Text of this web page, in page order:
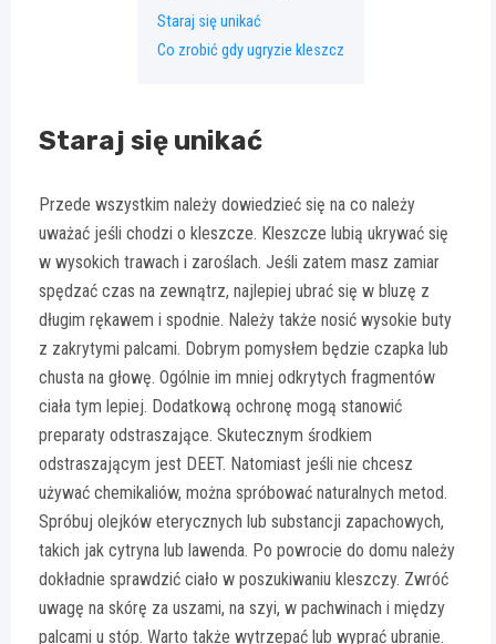
Staraj się unikać
Co zrobić gdy ugryzie kleszcz
Staraj się unikać
Przede wszystkim należy dowiedzieć się na co należy
uważać jeśli chodzi o kleszcze. Kleszcze lubią ukrywać się
w wysokich trawach i zaroślach. Jeśli zatem masz zamiar
spędzać czas na zewnątrz, najlepiej ubrać się w bluzę z
długim rękawem i spodnie. Należy także nosić wysokie buty
z zakrytymi palcami. Dobrym pomysłem będzie czapka lub
chusta na głowę. Ogólnie im mniej odkrytych fragmentów
ciała tym lepiej. Dodatkową ochronę mogą stanowić
preparaty odstraszające. Skutecznym środkiem
odstraszającym jest DEET. Natomiast jeśli nie chcesz
używać chemikaliów, można spróbować naturalnych metod.
Spróbuj olejków eterycznych lub substancji zapachowych,
takich jak cytryna lub lawenda. Po powrocie do domu należy
dokładnie sprawdzić ciało w poszukiwaniu kleszczy. Zwróć
uwagę na skórę za uszami, na szyi, w pachwinach i między
palcami u stóp. Warto także wytrzepać lub wyprać ubranie.